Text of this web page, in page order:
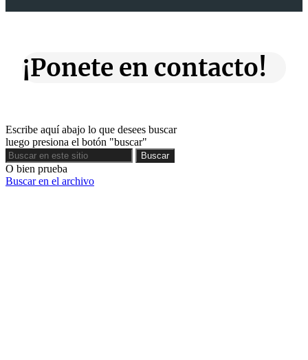
¡Ponete en contacto!
Escribe aquí abajo lo que desees buscar
luego presiona el botón "buscar"
Buscar
Buscar
O bien prueba
Buscar en el archivo